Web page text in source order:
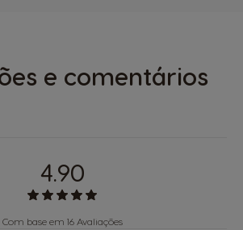
e comentários
4.90
Com base em 16 Avaliações